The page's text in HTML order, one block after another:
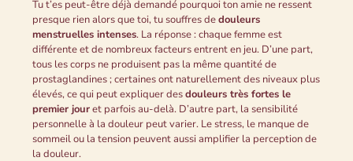
Tu t’es peut-être déjà demandé pourquoi ton amie ne ressent
presque rien alors que toi, tu souffres dedouleurs
menstruelles intenses. La réponse : chaque femme est
différente et de nombreux facteurs entrent en jeu. D’une part,
tous les corps ne produisent pas la même quantité de
prostaglandines ; certaines ont naturellement des niveaux plus
élevés, ce qui peut expliquer desdouleurs très fortes le
premier jouret parfois au-delà. D’autre part, la sensibilité
personnelle à la douleur peut varier. Le stress, le manque de
sommeil ou la tension peuvent aussi amplifier la perception de
la douleur.